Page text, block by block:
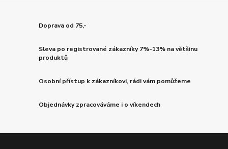
Doprava od 75,-
Sleva po registrované zákazníky 7%-13% na většinu
produktů
Osobní přístup k zákazníkovi, rádi vám pomůžeme
Objednávky zpracováváme i o víkendech